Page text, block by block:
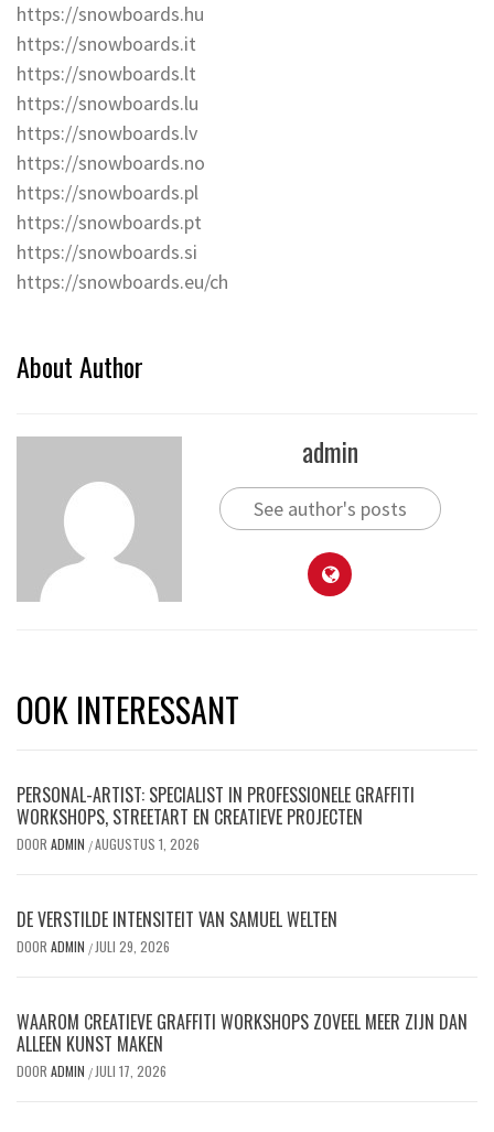
https://snowboards.hu
https://snowboards.it
https://snowboards.lt
https://snowboards.lu
https://snowboards.lv
https://snowboards.no
https://snowboards.pl
https://snowboards.pt
https://snowboards.si
https://snowboards.eu/ch
About Author
admin
See author's posts
OOK INTERESSANT
PERSONAL-ARTIST: SPECIALIST IN PROFESSIONELE GRAFFITI
WORKSHOPS, STREETART EN CREATIEVE PROJECTEN
DOOR ADMIN /AUGUSTUS 1, 2026
DE VERSTILDE INTENSITEIT VAN SAMUEL WELTEN
DOOR ADMIN / JULI 29, 2026
WAAROM CREATIEVE GRAFFITI WORKSHOPS ZOVEEL MEER ZIJN DAN
ALLEEN KUNST MAKEN
DOOR ADMIN / JULI 17, 2026